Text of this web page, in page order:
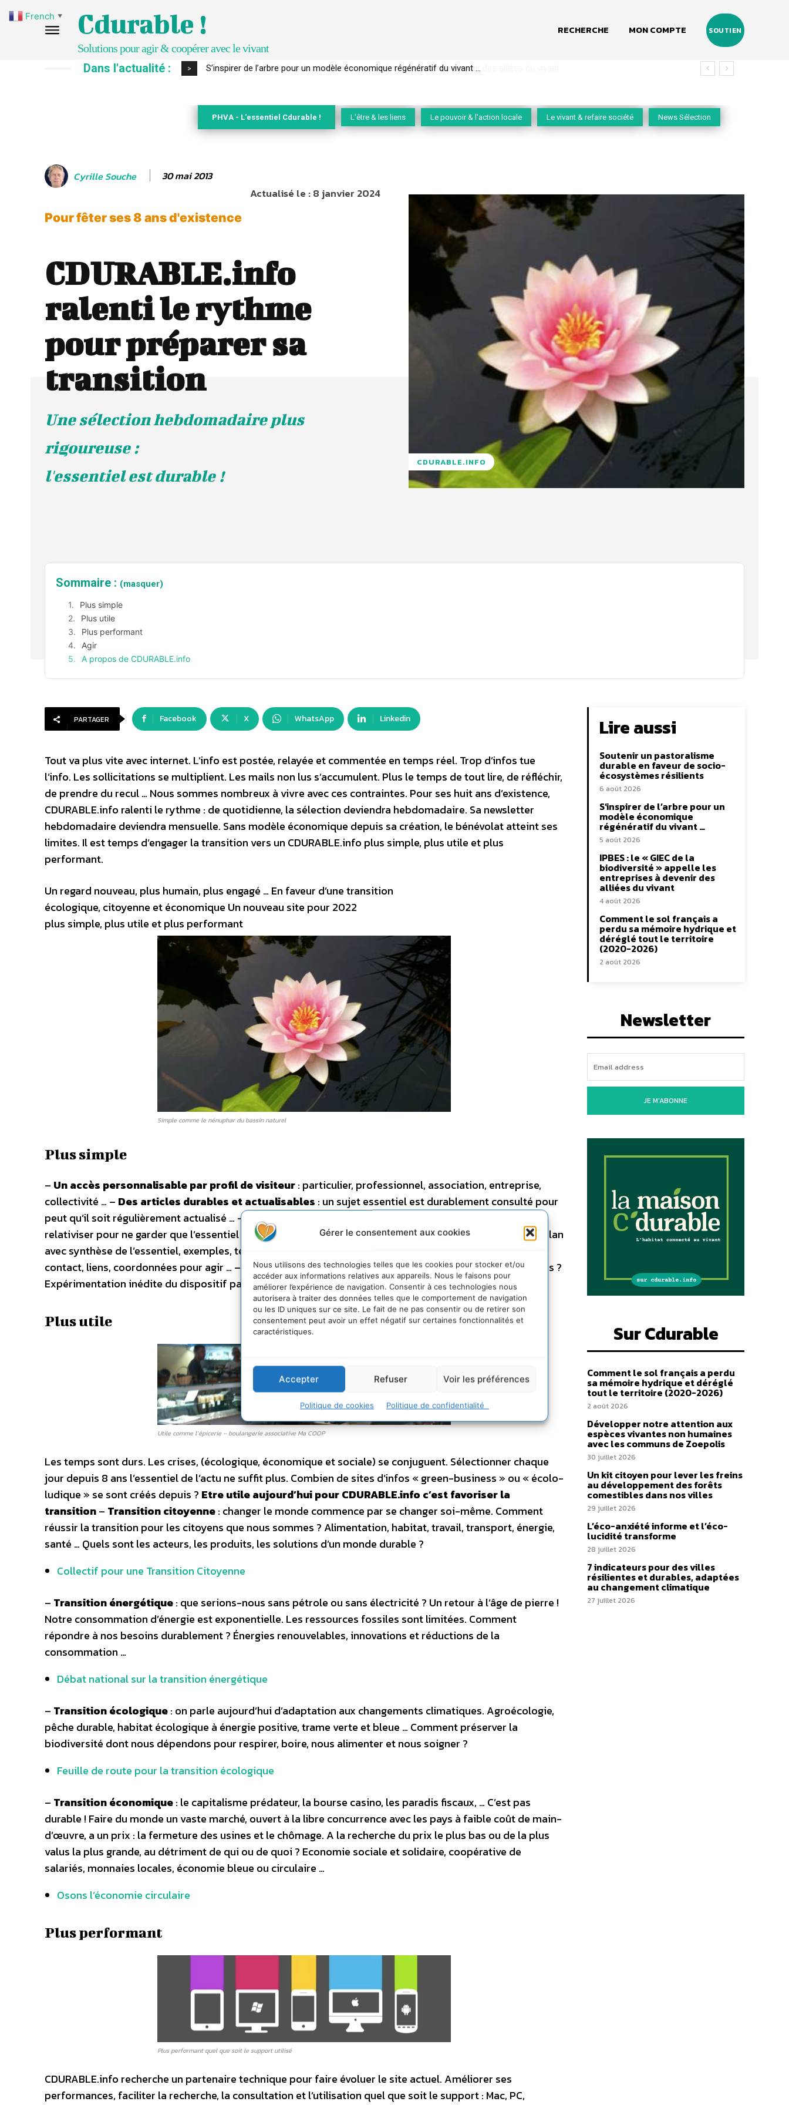
Gérer le consentement aux cookies
Nous utilisons des technologies telles que les cookies pour stocker et/ou
accéder aux informations relatives aux appareils. Nous le faisons pour
améliorer l’expérience de navigation. Consentir à ces technologies nous
autorisera à traiter des données telles que le comportement de navigation
ou les ID uniques sur ce site. Le fait de ne pas consentir ou de retirer son
consentement peut avoir un effet négatif sur certaines fonctionnalités et
caractéristiques.
Accepter Refuser Voir les préférences
Politique de cookies Politique de confidentialité
Cdurable !
Solutions pour agir & coopérer avec le vivant
RECHERCHE MON COMPTE SOUTIEN
Dans l'actualité : > IPBES : le « GIEC de la biodiversité » appelle les entreprises à devenir des alliées du vivant
PHVA - L'essentiel Cdurable ! L'être & les liens Le pouvoir & l'action locale Le vivant & refaire société News Sélection
Cyrille Souche 30 mai 2013
Actualisé le :8 janvier 2024
Pour fêter ses 8 ans d'existence
CDURABLE.info
ralenti le rythme
pour préparer sa
transition
Une sélection hebdomadaire plus
rigoureuse :
l'essentiel est durable !
CDURABLE.INFO
Sommaire : (masquer)
Plus simple
Plus utile
Plus performant
Agir
A propos de CDURABLE.info
PARTAGER Facebook X WhatsApp Linkedin
Tout va plus vite avec internet. L’info est postée, relayée et commentée en temps réel. Trop d’infos tue
l’info. Les sollicitations se multiplient. Les mails non lus s’accumulent. Plus le temps de tout lire, de réfléchir,
de prendre du recul … Nous sommes nombreux à vivre avec ces contraintes. Pour ses huit ans d’existence,
CDURABLE.info ralenti le rythme : de quotidienne, la sélection deviendra hebdomadaire. Sa newsletter
hebdomadaire deviendra mensuelle. Sans modèle économique depuis sa création, le bénévolat atteint ses
limites. Il est temps d’engager la transition vers un CDURABLE.info plus simple, plus utile et plus
performant.
Un regard nouveau, plus humain, plus engagé … En faveur d’une transition
écologique, citoyenne et économique Un nouveau site pour 2022
plus simple, plus utile et plus performant
Simple comme le nénuphar du bassin naturel
Plus simple
– Un accès personnalisable par profil de visiteur: particulier, professionnel, association, entreprise,
collectivité … – Des articles durables et actualisables : un sujet essentiel est durablement consulté pour
peut qu’il soit régulièrement actualisé … –
Un rythme hebdomadaire
relativiser pour ne garder que l’essentiel à savoir … –
Une structure commune: les articles suivront un plan
avec synthèse de l’essentiel, exemples, témoignages, avis de tiers et illustrations pour comprendre,
contact, liens, coordonnées pour agir … –
Une évaluation CDURABLE: En conclusion, c’est durable ou pas ?
Expérimentation inédite du dispositif participatif d’évaluation CDURABLE …
Plus utile
Utile comme l’épicerie – boulangerie associative Ma COOP
Les temps sont durs. Les crises, (écologique, économique et sociale) se conjuguent. Sélectionner chaque
jour depuis 8 ans l’essentiel de l’actu ne suffit plus. Combien de sites d’infos « green-business » ou « écolo-
ludique » se sont créés depuis ? Etre utile aujourd’hui pour CDURABLE.info c’est favoriser la
transition– Transition citoyenne: changer le monde commence par se changer soi-même. Comment
réussir la transition pour les citoyens que nous sommes ? Alimentation, habitat, travail, transport, énergie,
santé … Quels sont les acteurs, les produits, les solutions d’un monde durable ?
Collectif pour une Transition Citoyenne
– Transition énergétique: que serions-nous sans pétrole ou sans électricité ? Un retour à l’âge de pierre !
Notre consommation d’énergie est exponentielle. Les ressources fossiles sont limitées. Comment
répondre à nos besoins durablement ? Énergies renouvelables, innovations et réductions de la
consommation …
Débat national sur la transition énergétique
– Transition écologique: on parle aujourd’hui d’adaptation aux changements climatiques. Agroécologie,
pêche durable, habitat écologique à énergie positive, trame verte et bleue … Comment préserver la
biodiversité dont nous dépendons pour respirer, boire, nous alimenter et nous soigner ?
Feuille de route pour la transition écologique
– Transition économique: le capitalisme prédateur, la bourse casino, les paradis fiscaux, … C’est pas
durable ! Faire du monde un vaste marché, ouvert à la libre concurrence avec les pays à faible coût de main-
d’œuvre, a un prix : la fermeture des usines et le chômage. A la recherche du prix le plus bas ou de la plus
valus la plus grande, au détriment de qui ou de quoi ? Economie sociale et solidaire, coopérative de
salariés, monnaies locales, économie bleue ou circulaire …
Osons l’économie circulaire
Plus performant
Plus performant quel que soit le support utilisé
CDURABLE.info recherche un partenaire technique pour faire évoluer le site actuel. Améliorer ses
performances, faciliter la recherche, la consultation et l’utilisation quel que soit le support : Mac, PC,
Lire aussi
Soutenir un pastoralisme
durable en faveur de socio-
écosystèmes résilients
6 août 2026
S’inspirer de l’arbre pour un
modèle économique
régénératif du vivant …
5 août 2026
IPBES : le « GIEC de la
biodiversité » appelle les
entreprises à devenir des
alliées du vivant
4 août 2026
Comment le sol français a
perdu sa mémoire hydrique et
déréglé tout le territoire
(2020-2026)
2 août 2026
Newsletter
JE M'ABONNE
Sur Cdurable
Comment le sol français a perdu
sa mémoire hydrique et déréglé
tout le territoire (2020-2026)
2 août 2026
Développer notre attention aux
espèces vivantes non humaines
avec les communs de Zoepolis
30 juillet 2026
Un kit citoyen pour lever les freins
au développement des forêts
comestibles dans nos villes
29 juillet 2026
L’éco-anxiété informe et l’éco-
lucidité transforme
28 juillet 2026
7 indicateurs pour des villes
résilientes et durables, adaptées
au changement climatique
27 juillet 2026
French ▼